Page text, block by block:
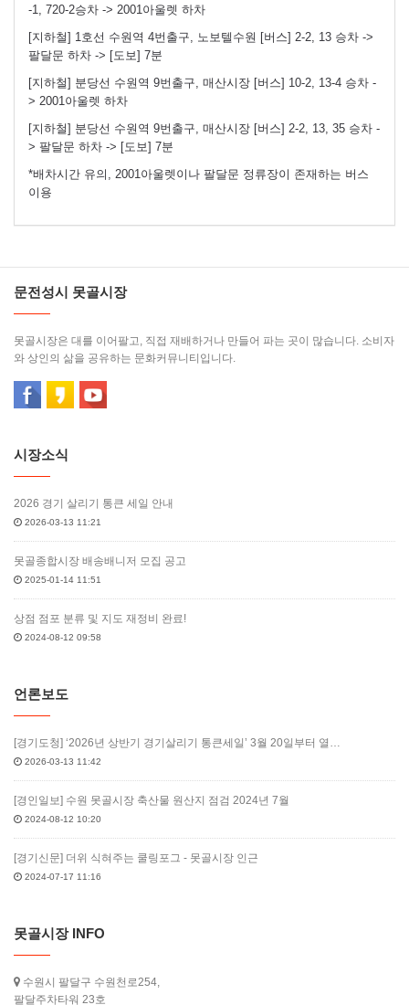
-1, 720-2승차 -> 2001아울렛 하차
[지하철] 1호선 수원역 4번출구, 노보텔수원 [버스] 2-2, 13 승차 ->
팔달문 하차 -> [도보] 7분
[지하철] 분당선 수원역 9번출구, 매산시장 [버스] 10-2, 13-4 승차 -
> 2001아울렛 하차
[지하철] 분당선 수원역 9번출구, 매산시장 [버스] 2-2, 13, 35 승차 -
> 팔달문 하차 -> [도보] 7분
*배차시간 유의, 2001아울렛이나 팔달문 정류장이 존재하는 버스
이용
문전성시 못골시장
못골시장은 대를 이어팔고, 직접 재배하거나 만들어 파는 곳이 많습니다. 소비자
와 상인의 삶을 공유하는 문화커뮤니티입니다.
시장소식
2026 경기 살리기 통큰 세일 안내
2026-03-13 11:21
못골종합시장 배송배니저 모집 공고
2025-01-14 11:51
상점 점포 분류 및 지도 재정비 완료!
2024-08-12 09:58
언론보도
[경기도청] ‘2026년 상반기 경기살리기 통큰세일’ 3월 20일부터 열…
2026-03-13 11:42
[경인일보] 수원 못골시장 축산물 원산지 점검 2024년 7월
2024-08-12 10:20
[경기신문] 더위 식혀주는 쿨링포그 - 못골시장 인근
2024-07-17 11:16
못골시장 INFO
수원시 팔달구 수원천로254,
팔달주차타워 23호